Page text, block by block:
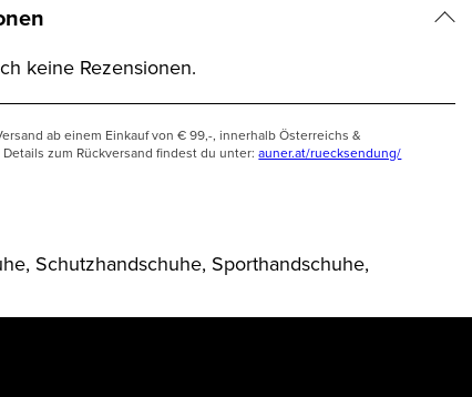
keine Rezensionen.
ab einem Einkauf von € 99,-, innerhalb Österreichs &
Details zum Rückversand findest du unter:auner.at/ruecksendung/
Schutzhandschuhe, Sporthandschuhe,